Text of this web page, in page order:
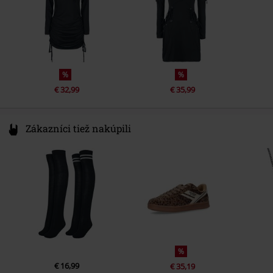
%
€ 32,99
%
€ 35,99
Zákazníci tiež nakúpili
€ 16,99
%
€ 35,19